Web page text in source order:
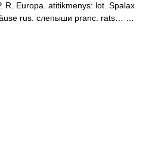
R. Europa. atitikmenys: lot. Spalax
rus. слепыши pranc. rats… …